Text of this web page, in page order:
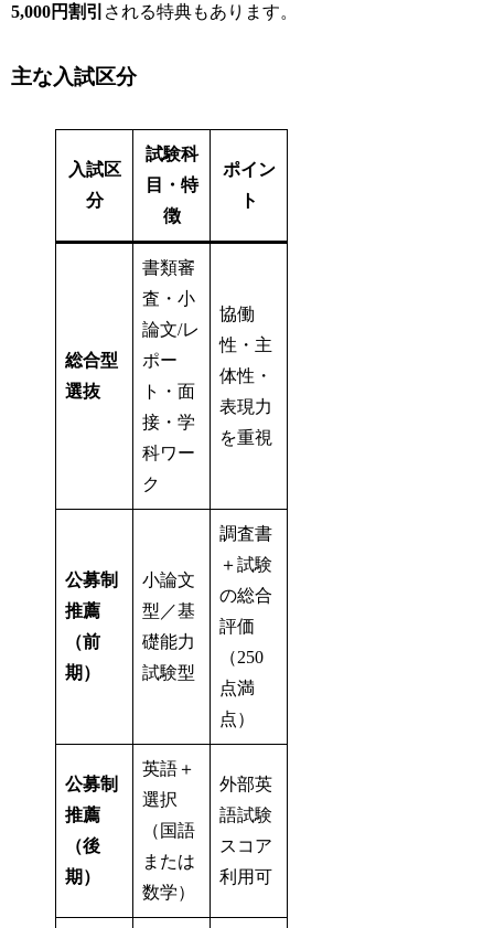
5,000円割引 される特典もあります。
主な入試区分
入試区
分
試験科
目・特
徴
ポイン
ト
総合型
選抜
書類審
査・小
論文/レ
ポー
ト・面
接・学
科ワー
ク
協働
性・主
体性・
表現力
を重視
公募制
推薦
（前
期）
小論文
型／基
礎能力
試験型
調査書
＋試験
の総合
評価
（250
点満
点）
公募制
推薦
（後
期）
英語＋
選択
（国語
または
数学）
外部英
語試験
スコア
利用可